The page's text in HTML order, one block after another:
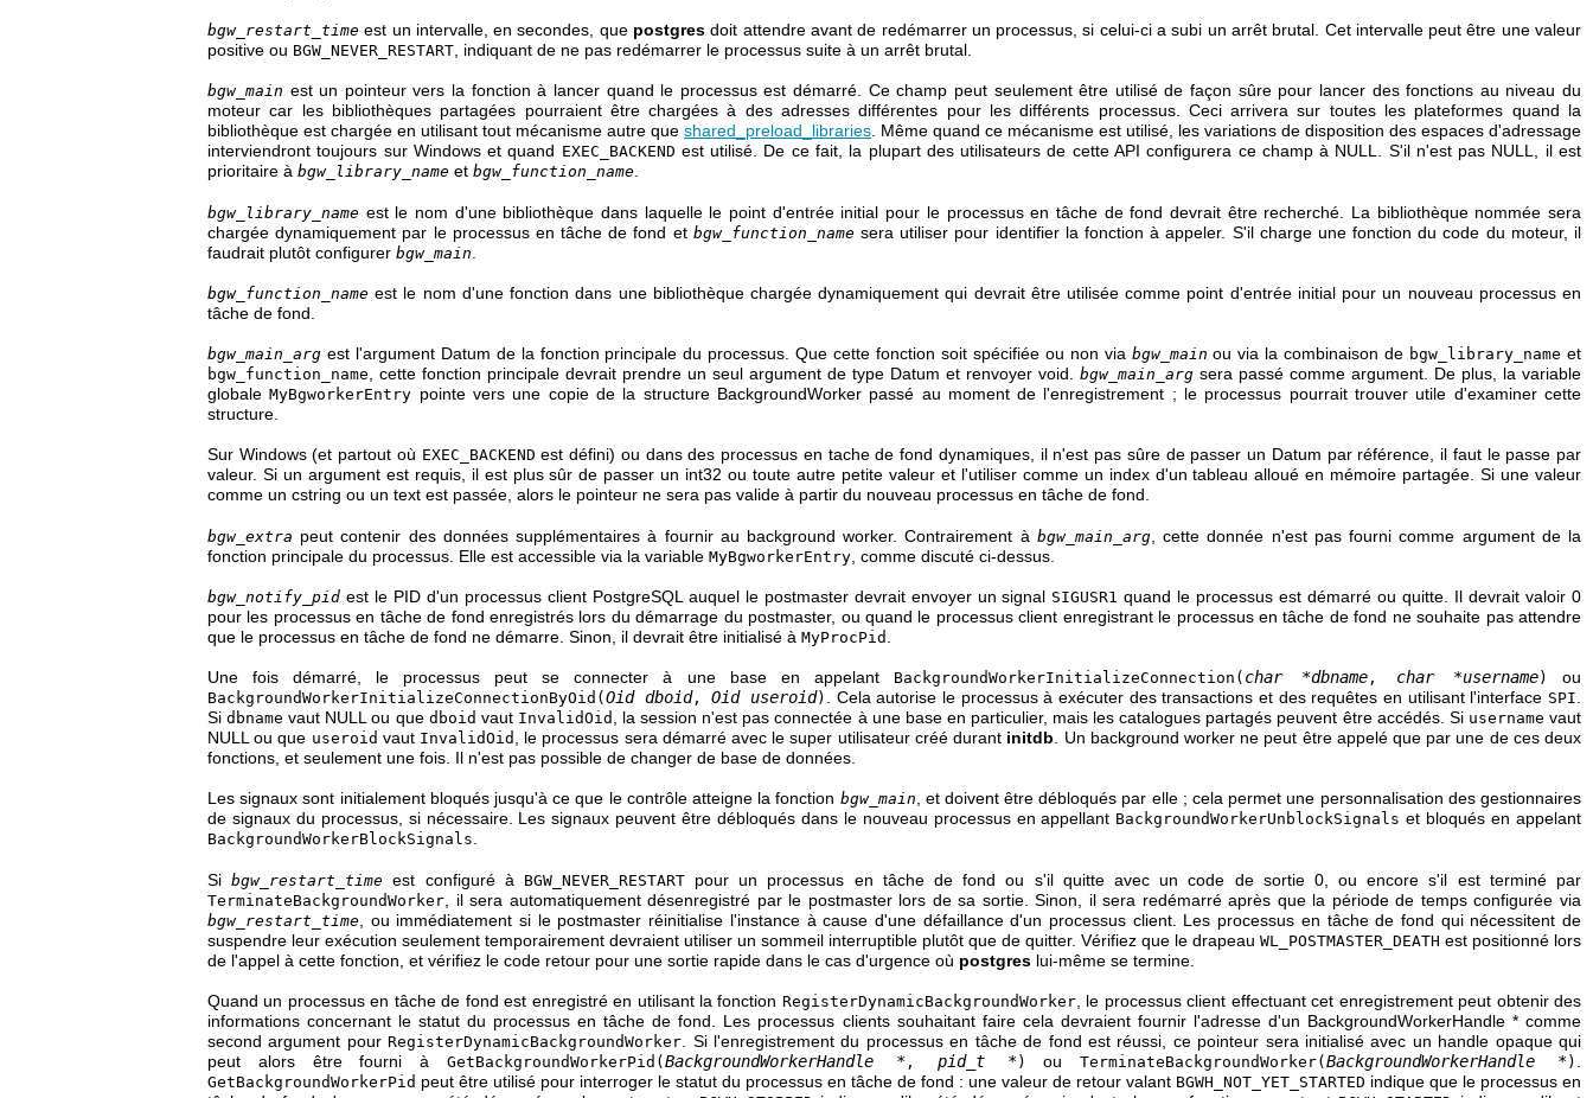
bgw_restart_time est un intervalle, en secondes, que postgres doit attendre avant de redémarrer un processus, si celui-ci a subi un arrêt brutal. Cet intervalle peut être une valeur
positive ou BGW_NEVER_RESTART , indiquant de ne pas redémarrer le processus suite à un arrêt brutal.
bgw_main est un pointeur vers la fonction à lancer quand le processus est démarré. Ce champ peut seulement être utilisé de façon sûre pour lancer des fonctions au niveau du
moteur car les bibliothèques partagées pourraient être chargées à des adresses différentes pour les différents processus. Ceci arrivera sur toutes les plateformes quand la
bibliothèque est chargée en utilisant tout mécanisme autre que shared_preload_libraries. Même quand ce mécanisme est utilisé, les variations de disposition des espaces d'adressage
interviendront toujours sur Windows et quand EXEC_BACKEND est utilisé. De ce fait, la plupart des utilisateurs de cette API configurera ce champ à NULL. S'il n'est pas NULL, il est
prioritaire à bgw_library_name et bgw_function_name.
bgw_library_name est le nom d'une bibliothèque dans laquelle le point d'entrée initial pour le processus en tâche de fond devrait être recherché. La bibliothèque nommée sera
chargée dynamiquement par le processus en tâche de fond et bgw_function_namesera utiliser pour identifier la fonction à appeler. S'il charge une fonction du code du moteur, il
faudrait plutôt configurer bgw_main
bgw_function_name est le nom d'une fonction dans une bibliothèque chargée dynamiquement qui devrait être utilisée comme point d'entrée initial pour un nouveau processus en
tâche de fond.
bgw_main_arg est l'argument Datum de la fonction principale du processus. Que cette fonction soit spécifiée ou non via bgw_main ou via la combinaison de bgw_library_name et
bgw_function_name , cette fonction principale devrait prendre un seul argument de type Datum et renvoyer void bgw_main_arg sera passé comme argument. De plus, la variable
globaleMyBgworkerEntry pointe vers une copie de la structure BackgroundWorkerpassé au moment de l'enregistrement ; le processus pourrait trouver utile d'examiner cette
structure.
Sur Windows (et partout où EXEC_BACKEND est défini) ou dans des processus en tache de fond dynamiques, il n'est pas sûre de passer un Datum par référence, il faut le passe par
valeur. Si un argument est requis, il est plus sûr de passer un int32 ou toute autre petite valeur et l'utiliser comme un index d'un tableau alloué en mémoire partagée. Si une valeur
comme un cstring ou un text est passée, alors le pointeur ne sera pas valide à partir du nouveau processus en tâche de fond.
bgw_extra peut contenir des données supplémentaires à fournir au background worker. Contrairement à bgw_main_arg, cette donnée n'est pas fourni comme argument de la
fonction principale du processus. Elle est accessible via la variable MyBgworkerEntry , comme discuté ci-dessus.
bgw_notify_pid est le PID d'un processus client PostgreSQL auquel le postmaster devrait envoyer un signal SIGUSR1 quand le processus est démarré ou quitte. Il devrait valoir 0
pour les processus en tâche de fond enregistrés lors du démarrage du postmaster, ou quand le processus client enregistrant le processus en tâche de fond ne souhaite pas attendre
que le processus en tâche de fond ne démarre. Sinon, il devrait être initialisé à MyProcPid
Une fois démarré, le processus peut se connecter à une base en appelant BackgroundWorkerInitializeConnection( char *dbname, char *username) ou
BackgroundWorkerInitializeConnectionByOid( Oid dboid,Oid useroid) . Cela autorise le processus à exécuter des transactions et des requêtes en utilisant l'interface SPI
Sidbname vaut NULL ou que dboid vaut InvalidOid , la session n'est pas connectée à une base en particulier, mais les catalogues partagés peuvent être accédés. Si username vaut
NULL ou que useroid vaut InvalidOid , le processus sera démarré avec le super utilisateur créé durant initdb . Un background worker ne peut être appelé que par une de ces deux
fonctions, et seulement une fois. Il n'est pas possible de changer de base de données.
Les signaux sont initialement bloqués jusqu'à ce que le contrôle atteigne la fonction bgw_main, et doivent être débloqués par elle ; cela permet une personnalisation des gestionnaires
de signaux du processus, si nécessaire. Les signaux peuvent être débloqués dans le nouveau processus en appellant BackgroundWorkerUnblockSignals et bloqués en appelant
BackgroundWorkerBlockSignals.
Sibgw_restart_time est configuré à BGW_NEVER_RESTARTpour un processus en tâche de fond ou s'il quitte avec un code de sortie 0, ou encore s'il est terminé par
TerminateBackgroundWorker , il sera automatiquement désenregistré par le postmaster lors de sa sortie. Sinon, il sera redémarré après que la période de temps configurée via
bgw_restart_time , ou immédiatement si le postmaster réinitialise l'instance à cause d'une défaillance d'un processus client. Les processus en tâche de fond qui nécessitent de
suspendre leur exécution seulement temporairement devraient utiliser un sommeil interruptible plutôt que de quitter. Vérifiez que le drapeau WL_POSTMASTER_DEATH est positionné lors
de l'appel à cette fonction, et vérifiez le code retour pour une sortie rapide dans le cas d'urgence où postgres lui-même se termine.
Quand un processus en tâche de fond est enregistré en utilisant la fonction RegisterDynamicBackgroundWorker, le processus client effectuant cet enregistrement peut obtenir des
informations concernant le statut du processus en tâche de fond. Les processus clients souhaitant faire cela devraient fournir l'adresse d'un BackgroundWorkerHandle *comme
second argument pourRegisterDynamicBackgroundWorker . Si l'enregistrement du processus en tâche de fond est réussi, ce pointeur sera initialisé avec un handle opaque qui
peut alors être fourni àGetBackgroundWorkerPid(BackgroundWorkerHandle *, pid_t *) ouTerminateBackgroundWorker(BackgroundWorkerHandle *)
GetBackgroundWorkerPid peut être utilisé pour interroger le statut du processus en tâche de fond : une valeur de retour valant BGWH_NOT_YET_STARTED indique que le processus en